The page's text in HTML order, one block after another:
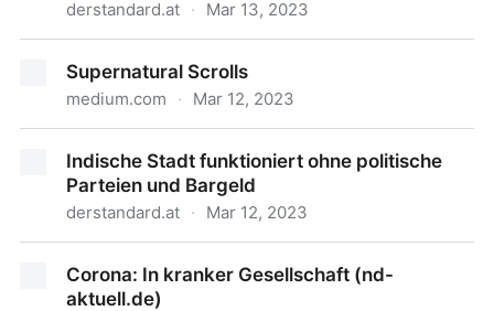
derstandard.at · Mar 13, 2023
Supernatural Scrolls
medium.com · Mar 12, 2023
Indische Stadt funktioniert ohne politische
Parteien und Bargeld
derstandard.at · Mar 12, 2023
und Bargeld
Corona: In kranker Gesellschaft (nd-
aktuell.de)